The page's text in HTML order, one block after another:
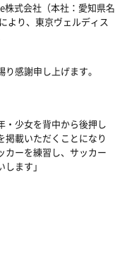
株式会社（本社：愛知県名
より、東京ヴェルディス
感謝申し上げます。
・少女を背中から後押し
掲載いただくことになり
カーを練習し、サッカー
ます」